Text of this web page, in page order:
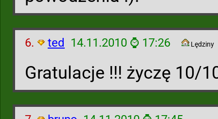
6. ted 14.11.2010 ⌚ 17:26 Lędziny
Gratulacje !!! życzę 10/